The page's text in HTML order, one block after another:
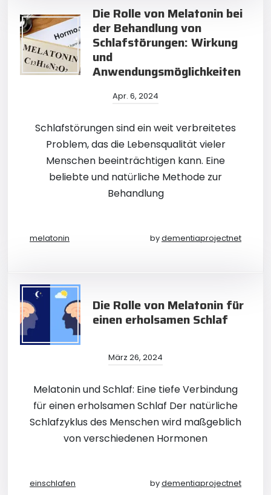
Die Rolle von Melatonin bei
der Behandlung von
Schlafstörungen: Wirkung
und
Anwendungsmöglichkeiten
Apr. 6, 2024
Schlafstörungen sind ein weit verbreitetes
Problem, das die Lebensqualität vieler
Menschen beeinträchtigen kann. Eine
beliebte und natürliche Methode zur
Behandlung
melatonin bydementiaprojectnet
Die Rolle von Melatonin für
einen erholsamen Schlaf
März 26, 2024
Melatonin und Schlaf: Eine tiefe Verbindung
für einen erholsamen Schlaf Der natürliche
Schlafzyklus des Menschen wird maßgeblich
von verschiedenen Hormonen
einschlafen bydementiaprojectnet